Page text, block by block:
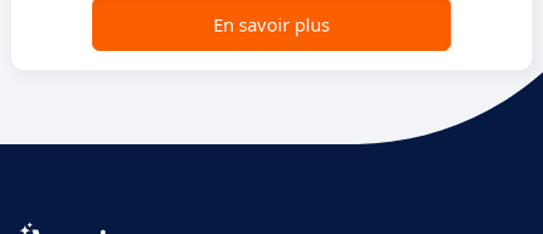
En savoir plus